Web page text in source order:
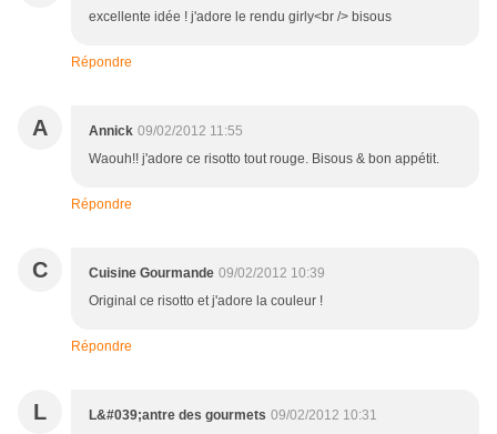
excellente idée ! j'adore le rendu girly<br /> bisous
Répondre
A Annick 09/02/2012 11:55
Waouh!! j'adore ce risotto tout rouge. Bisous & bon appétit.
Répondre
C Cuisine Gourmande 09/02/2012 10:39
Original ce risotto et j'adore la couleur !
Répondre
L L&#039;antre des gourmets 09/02/2012 10:31